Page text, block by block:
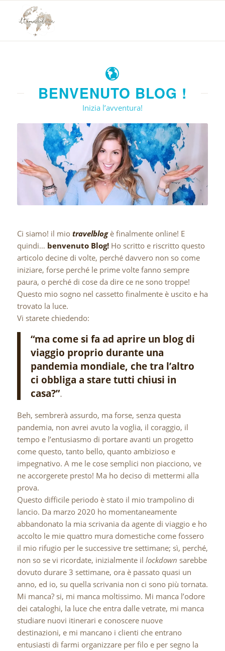
BENVENUTO BLOG !
Inizia l’avventura!
Ci siamo! il mio travelblogè finalmente online! E
quindi… benvenuto Blog!Ho scritto e riscritto questo
articolo decine di volte, perché davvero non so come
iniziare, forse perché le prime volte fanno sempre
paura, o perché di cose da dire ce ne sono troppe!
Questo mio sogno nel cassetto finalmente è uscito e ha
trovato la luce.
Vi starete chiedendo:
“ma come si fa ad aprire un blog di
viaggio proprio durante una
pandemia mondiale, che tra l’altro
ci obbliga a stare tutti chiusi in
casa?”.
Beh, sembrerà assurdo, ma forse, senza questa
pandemia, non avrei avuto la voglia, il coraggio, il
tempo e l’entusiasmo di portare avanti un progetto
come questo, tanto bello, quanto ambizioso e
impegnativo. A me le cose semplici non piacciono, ve
ne accorgerete presto! Ma ho deciso di mettermi alla
prova.
Questo difficile periodo è stato il mio trampolino di
lancio. Da marzo 2020 ho momentaneamente
abbandonato la mia scrivania da agente di viaggio e ho
accolto le mie quattro mura domestiche come fossero
il mio rifugio per le successive tre settimane; sì, perché,
non so se vi ricordate, inizialmente il lockdown sarebbe
dovuto durare 3 settimane, ora è passato quasi un
anno, ed io, su quella scrivania non ci sono più tornata.
Mi manca? si, mi manca moltissimo. Mi manca l’odore
dei cataloghi, la luce che entra dalle vetrate, mi manca
studiare nuovi itinerari e conoscere nuove
destinazioni, e mi mancano i clienti che entrano
entusiasti di farmi organizzare per filo e per segno la